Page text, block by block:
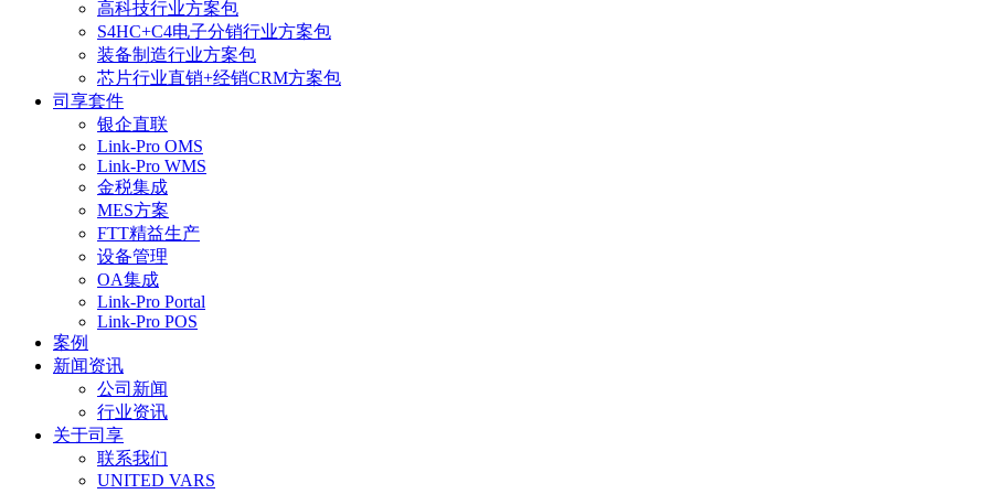
高科技行业方案包
S4HC+C4电子分销行业方案包
装备制造行业方案包
芯片行业直销+经销CRM方案包
司享套件
银企直联
Link-Pro OMS
Link-Pro WMS
金税集成
MES方案
FTT精益生产
设备管理
OA集成
Link-Pro Portal
Link-Pro POS
案例
新闻资讯
公司新闻
行业资讯
关于司享
联系我们
UNITED VARS